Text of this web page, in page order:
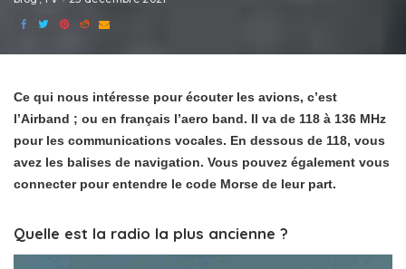
Ce qui nous intéresse pour écouter les avions, c’est
l’Airband ; ou en français l’aero band. Il va de 118 à 136 MHz
pour les communications vocales. En dessous de 118, vous
avez les balises de navigation. Vous pouvez également vous
connecter pour entendre le code Morse de leur part.
Quelle est la radio la plus ancienne ?